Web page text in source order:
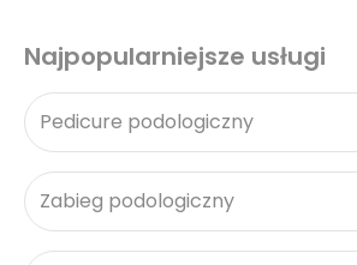
Najpopularniejsze usługi
Pedicure podologiczny
Zabieg podologiczny